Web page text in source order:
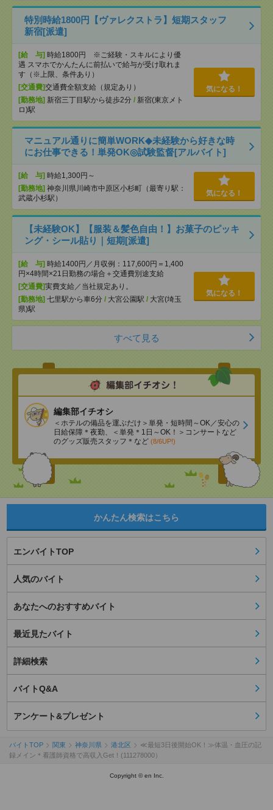
特別時給1800円【ヴァレクストラ】短期スタッフ
新宿[派遣]
[給 与] 時給1800円 ※ご経験・スキルにより優
遇 スマホでかんたんに前払いで給与が受け取れま
す（※上限、条件あり）
[交通費]交通費全額支給（規定あり）
[勤務地] 新宿三丁目駅から徒歩2分 / 新宿(東京メト
ロ)駅
気になる！
マニュアル通りに簡単WORK◆未経験から好きな時
にお仕事できる！単発OK◎試験監督[アルバイト]
[給 与] 時給1,300円～
[勤務地] 神奈川県川崎市中原区小杉町（最寄り駅：
武蔵小杉駅）
気になる！
【未経験OK】【服装＆髪色自由！】お菓子のピッキ
ング・シール貼り｜短期[派遣]
[給 与] 時給1400円／月収例：117,600円＝1,400
円×4時間×21日勤務の場合＋交通費別途支給
[交通費]実費支給／当社規定あり。
[勤務地] 七里駅から車6分 / 大宮公園駅 / 大宮(埼玉
県)駅
気になる！
すべて見る
編集部イチオシ
＜ホテルの備品を運ぶだけ＞単発・短時間～OK／安心の
日給保障＊夜勤、＜単発＊1日～OK！＞コンサートなど
のグッズ販売スタッフ＊など (8/6UP!)
かんたん検索はこちら
エンバイトTOP
人気のバイト
あなたへのおすすめバイト
最近見たバイト
詳細検索
バイトQ&A
アンケート&プレゼント
バイトTOP 関東 神奈川県 港北区
≪最短3日後開始OK！≫体温・血圧の記
録メイン＊看護師資格で高収入Get！(111278000）
Copyright © en Inc.